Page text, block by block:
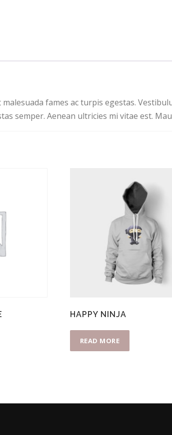
fames ac turpis egestas.
semper. Aenean ultricies mi vitae est.
HAPPY NINJA
READ MORE